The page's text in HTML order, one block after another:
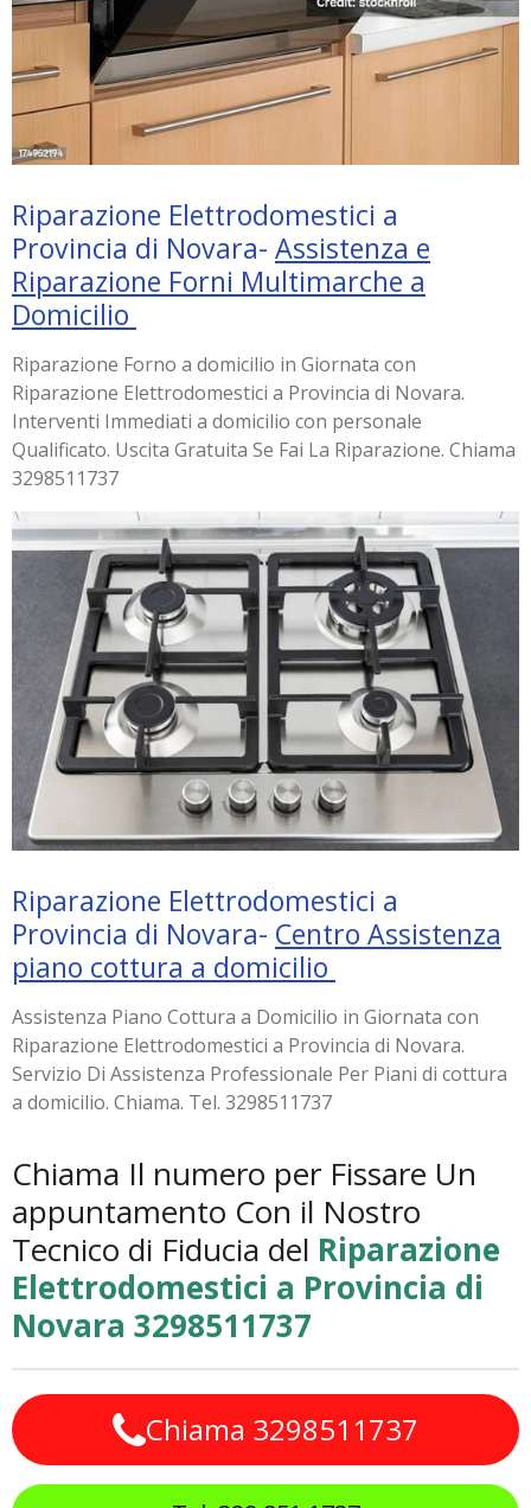
Riparazione Elettrodomestici a
Provincia di Novara- Assistenza e
Riparazione Forni Multimarche a
Domicilio
Riparazione Forno a domicilio in Giornata con
Riparazione Elettrodomestici a Provincia di Novara.
Interventi Immediati a domicilio con personale
Qualificato. Uscita Gratuita Se Fai La Riparazione. Chiama
3298511737
Riparazione Elettrodomestici a
Provincia di Novara- Centro Assistenza
piano cottura a domicilio
Assistenza Piano Cottura a Domicilio in Giornata con
Riparazione Elettrodomestici a Provincia di Novara.
Servizio Di Assistenza Professionale Per Piani di cottura
a domicilio. Chiama. Tel. 3298511737
Chiama Il numero per Fissare Un
appuntamento Con il Nostro
Tecnico di Fiducia del Riparazione
Elettrodomestici a Provincia di
Novara 3298511737
Chiama 3298511737